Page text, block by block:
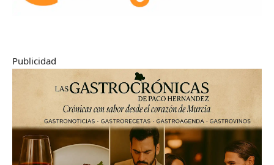
Publicidad